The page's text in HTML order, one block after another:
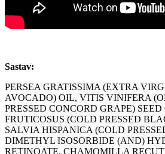
Sastav:
PERSEA GRATISSIMA (EXTRA
AVOCADO) OIL, VITIS VINIFERA
PRESSED CONCORD GRAPE)
FRUTICOSUS (COLD PRESSED
SALVIA HISPANICA (COLD
DIMETHYL ISOSORBIDE (AND)
RETINOATE, CHAMOMILLA